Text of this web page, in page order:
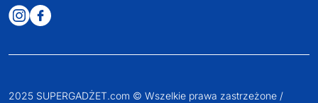
2025 SUPERGADŻET.com © Wszelkie prawa zastrzeżone /